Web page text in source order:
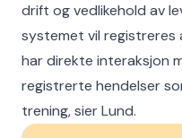
drift og vedlikehold av
systemet vil registreres
har direkte interaksjon
registrerte hendelser
trening, sier Lund.